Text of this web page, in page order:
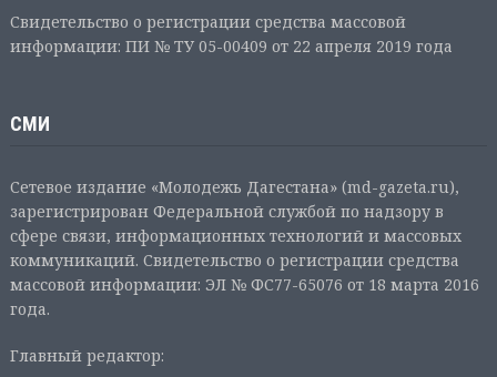
Свидетельство о регистрации средства массовой
информации: ПИ № ТУ 05-00409 от 22 апреля 2019 года
СМИ
Сетевое издание «Молодежь Дагестана» (md-gazeta.ru),
зарегистрирован Федеральной службой по надзору в
сфере связи, информационных технологий и массовых
коммуникаций. Свидетельство о регистрации средства
массовой информации: ЭЛ № ФС77-65076 от 18 марта 2016
года.
Главный редактор: